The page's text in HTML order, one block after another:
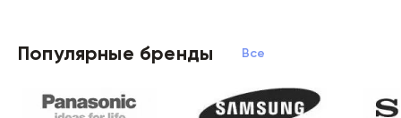
Популярные бренды Все бренды